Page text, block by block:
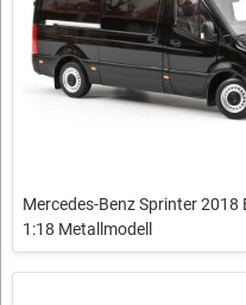
Mercedes-Benz Sprinter 2018
1:18 Metallmodell